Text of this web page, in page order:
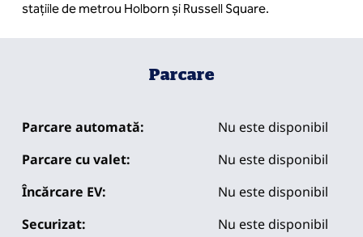
stațiile de metrou Holborn și Russell Square.
Parcare
Parcare automată:
Nu este disponibil
Parcare cu valet:
Nu este disponibil
Încărcare EV:
Nu este disponibil
Securizat:
Nu este disponibil